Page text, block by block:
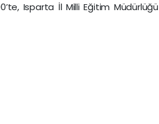
Isparta İl Milli Eğitim Müdürlüğü